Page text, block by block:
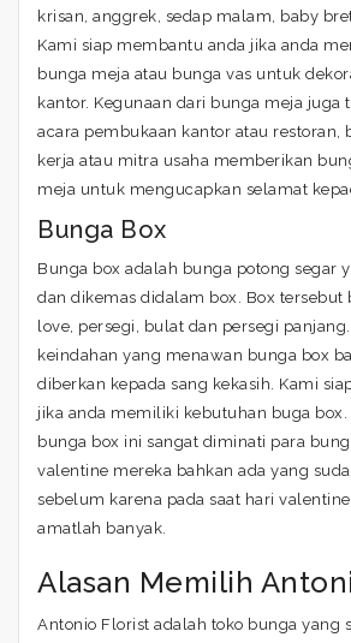
krisan, anggrek, sedap malam, baby
Kami siap membantu anda jika anda
bunga meja atau bunga vas untuk
kantor. Kegunaan dari bunga meja juga
acara pembukaan kantor atau restoran,
kerja atau mitra usaha memberikan
meja untuk mengucapkan selamat
Bunga Box
Bunga box adalah bunga potong segar
dan dikemas didalam box. Box tersebut
love, persegi, bulat dan persegi
keindahan yang menawan bunga box
diberkan kepada sang kekasih. Kami
jika anda memiliki kebutuhan buga
bunga box ini sangat diminati para
valentine mereka bahkan ada yang
sebelum karena pada saat hari
amatlah banyak.
Alasan Memilih
Antonio Florist adalah toko bunga yang